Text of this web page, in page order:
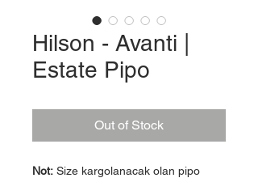
Hilson - Avanti |
Estate Pipo
Out of Stock
Not: Size kargolanacak olan pipo